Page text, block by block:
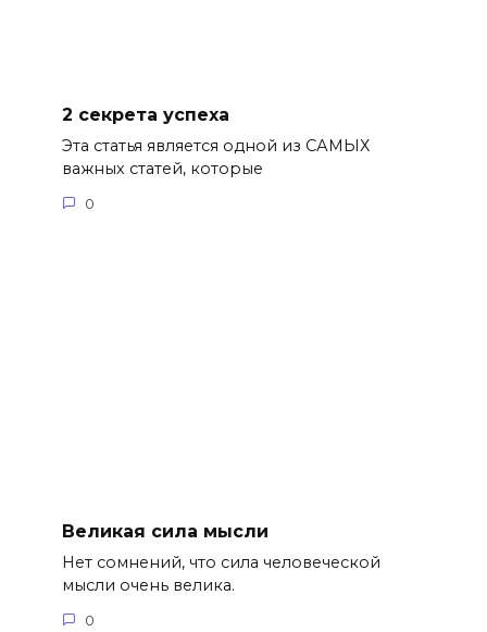
2 секрета успеха
Эта статья является одной из САМЫХ
важных статей, которые
0
Великая сила мысли
Нет сомнений, что сила человеческой
мысли очень велика.
0